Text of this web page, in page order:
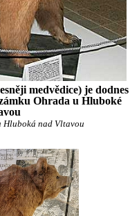
medvědice) je dodnes
Ohrada u Hluboké
Hluboká nad Vltavou